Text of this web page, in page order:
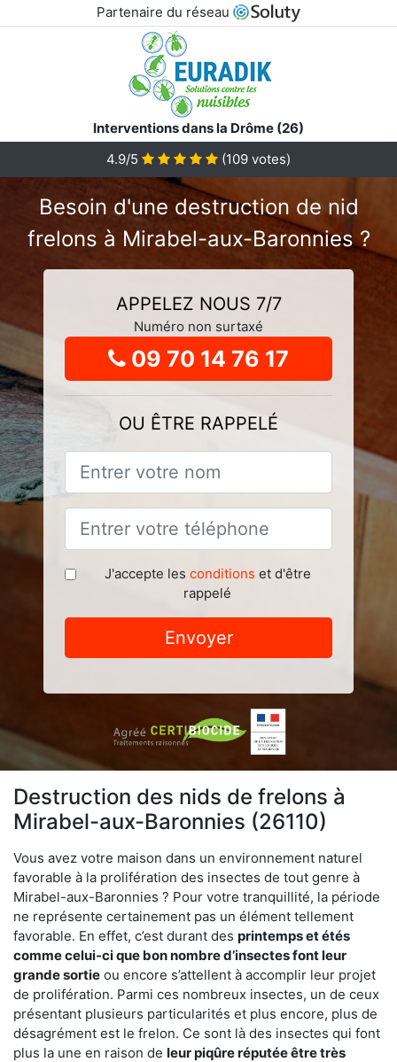
Partenaire du réseau
Interventions dans la Drôme (26)
4.9/5 (109 votes)
Besoin d'une destruction de nid
frelons à Mirabel-aux-Baronnies ?
APPELEZ NOUS 7/7
Numéro non surtaxé
09 70 14 76 17
OU ÊTRE RAPPELÉ
J'accepte les conditions et d'être
rappelé
Envoyer
Destruction des nids de frelons à
Mirabel-aux-Baronnies (26110)
Vous avez votre maison dans un environnement naturel
favorable à la prolifération des insectes de tout genre à
Mirabel-aux-Baronnies ? Pour votre tranquillité, la période
ne représente certainement pas un élément tellement
favorable. En effet, c’est durant des printemps et étés
comme celui-ci que bon nombre d’insectes font leur
grande sortie ou encore s’attellent à accomplir leur projet
de prolifération. Parmi ces nombreux insectes, un de ceux
présentant plusieurs particularités et plus encore, plus de
désagrément est le frelon. Ce sont là des insectes qui font
plus la une en raison de leur piqûre réputée être très